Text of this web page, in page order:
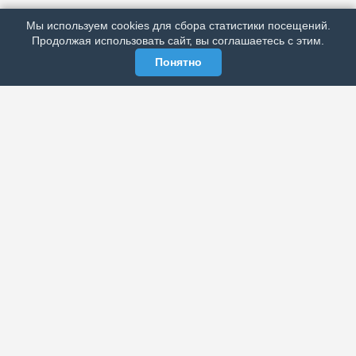
РЕКЛАМА У НАС
МЫ В СОЦСЕТЯХ
Мы используем cookies для сбора статистики посещений.
Продолжая использовать сайт, вы соглашаетесь с этим.
Понятно